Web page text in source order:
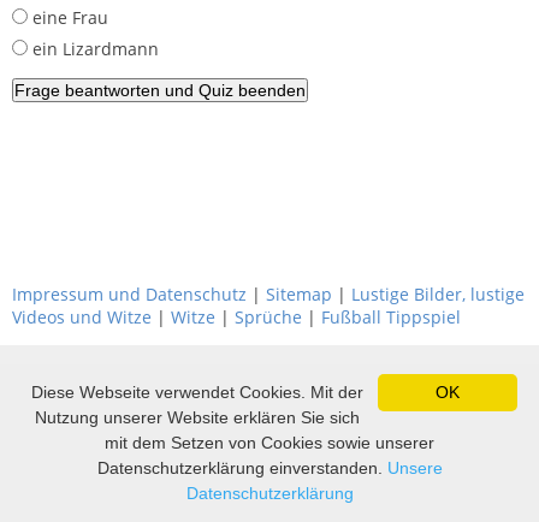
eine Frau
ein Lizardmann
Impressum und Datenschutz | Sitemap | Lustige Bilder, lustige
Videos und Witze | Witze | Sprüche | Fußball Tippspiel
OK
Diese Webseite verwendet Cookies. Mit der
Nutzung unserer Website erklären Sie sich
mit dem Setzen von Cookies sowie unserer
Datenschutzerklärung einverstanden. Unsere
Datenschutzerklärung